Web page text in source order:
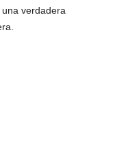
verdadera